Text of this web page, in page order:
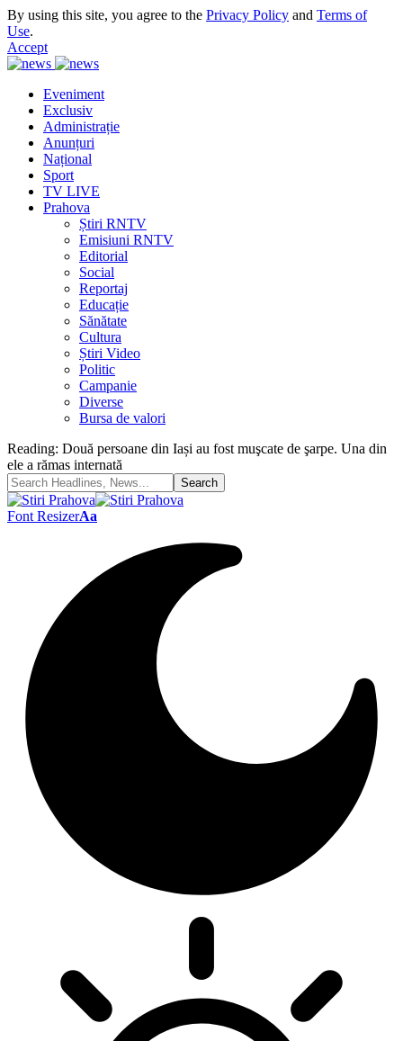
By using this site, you agree to the Privacy Policy and Terms of
Use.
Accept
Eveniment
Exclusiv
Administrație
Anunțuri
Național
Sport
TV LIVE
Prahova
Știri RNTV
Emisiuni RNTV
Editorial
Social
Reportaj
Educație
Sănătate
Cultura
Știri Video
Politic
Campanie
Diverse
Bursa de valori
Reading: Două persoane din Iași au fost muşcate de şarpe. Una din
ele a rămas internată
Font ResizerAa